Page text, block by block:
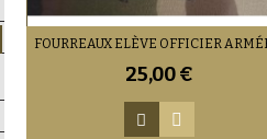
25,00 €